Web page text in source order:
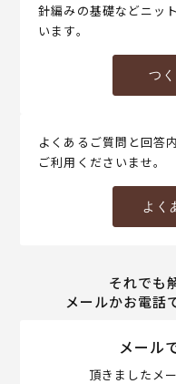
針編みの基礎などニッ
います。
つ
よくあるご質問と回答
ご利用くださいませ。
よく
それでも
メールかお電話
メール
頂きましたメ